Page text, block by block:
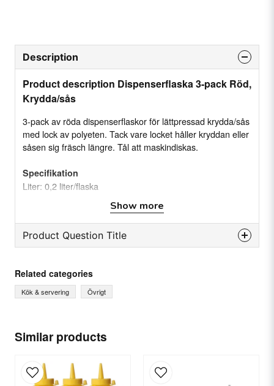
Similar products
Description
Product description Dispenserflaska 3-pack Röd,
Krydda/sås
3-pack av röda dispenserflaskor för lättpressad krydda/sås
med lock av polyeten. Tack vare locket håller kryddan eller
såsen sig fräsch längre. Tål att maskindiskas.
Specifikation
Liter: 0,2 liter/flaska
Mått: Ø50 x(h)185 mm
Show more
Product Question Title
Ask us something about this product...
Name
email
Email
Related categories
Kök & servering Övrigt